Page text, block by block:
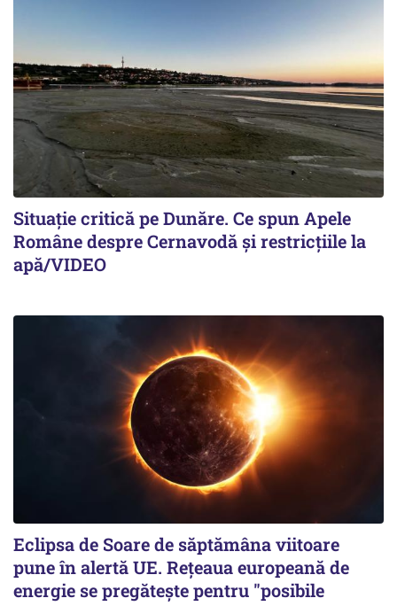
Situație critică pe Dunăre. Ce spun Apele
Române despre Cernavodă și restricțiile la
apă/VIDEO
Eclipsa de Soare de săptămâna viitoare
pune în alertă UE. Rețeaua europeană de
energie se pregătește pentru "posibile